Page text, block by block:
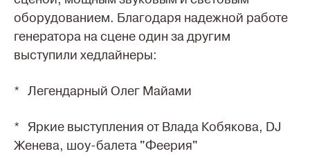
оборудованием. Благодаря надежной работе
генератора на сцене один за другим
выступили хедлайнеры:
* Легендарный Олег Майами
* Яркие выступления от Влада Кобякова, DJ
Женева, шоу-балета "Феерия"